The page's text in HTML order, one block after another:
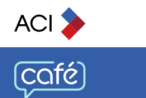
Skip to content